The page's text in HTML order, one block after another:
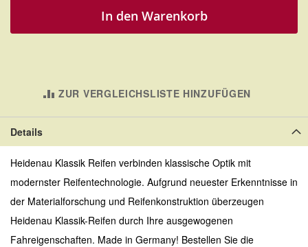
In den Warenkorb
ZUR VERGLEICHSLISTE HINZUFÜGEN
Details
Heidenau Klassik Reifen verbinden klassische Optik mit
modernster Reifentechnologie. Aufgrund neuester Erkenntnisse in
der Materialforschung und Reifenkonstruktion überzeugen
Heidenau Klassik-Reifen durch Ihre ausgewogenen
Fahreigenschaften. Made in Germany! Bestellen Sie die